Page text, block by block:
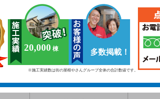
20,000 多数掲載！
※施工実績数は街の屋根やさんグループ全体の合計数値です。